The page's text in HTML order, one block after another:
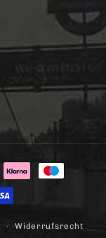
Widerrufsrecht